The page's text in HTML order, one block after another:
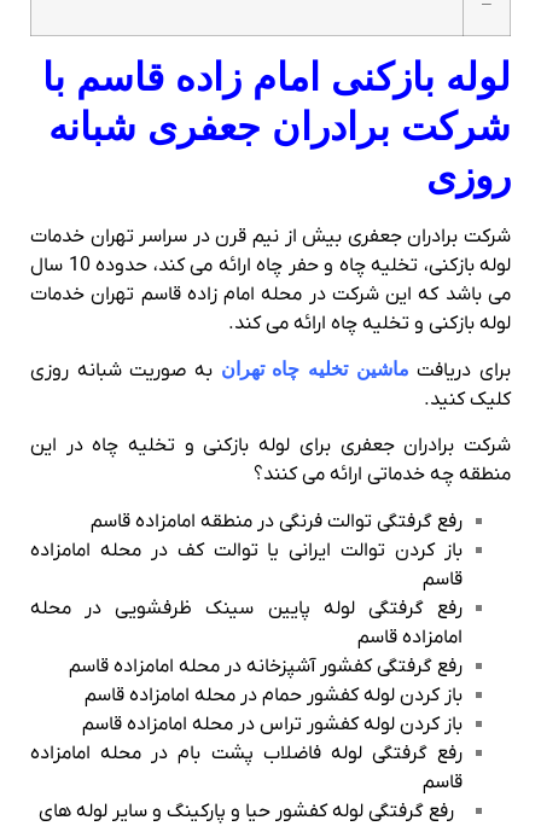
لوله بازکنی امام زاده قاسم با
شرکت برادران جعفری شبانه
روزی
شرکت برادران جعفری بیش از نیم قرن در سراسر تهران خدمات
لوله بازکنی، تخلیه چاه و حفر چاه ارائه می کند، حدوده 10 سال
می باشد که این شرکت در محله امام زاده قاسم تهران خدمات
لوله بازکنی و تخلیه چاه ارائه می کند.
برای دریافت ماشین تخلیه چاه تهران
به صوریت شبانه روزی
کلیک کنید.
شرکت برادران جعفری برای لوله بازکنی و تخلیه چاه در این
منطقه چه خدماتی ارائه می کنند؟
رفع گرفتگی توالت فرنگی در منطقه امامزاده قاسم
باز کردن توالت ایرانی یا توالت کف در محله امامزاده
قاسم
رفع گرفتگی لوله پایین سینک ظرفشویی در محله
امامزاده قاسم
رفع گرفتگی کفشور آشپزخانه در محله امامزاده قاسم
باز کردن لوله کفشور حمام در محله امامزاده قاسم
باز کردن لوله کفشور تراس در محله امامزاده قاسم
رفع گرفتگی لوله فاضلاب پشت بام در محله امامزاده
قاسم
رفع گرفتگی لوله کفشور حیا و پارکینگ و سایر لوله های